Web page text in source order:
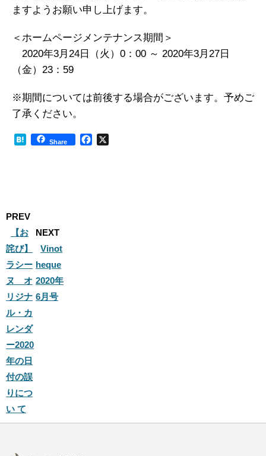
ますようお願い申し上げます。
＜ホームページメンテナンス期間＞
2020年3月24日（火）0：00 ～ 2020年3月27日
（金）23：59
※期間については前後する場合がございます。予めご
了承ください。
Share
PREV
【お
詫び】
ラシー
ヌ オ
リジナ
ル・カ
レンダ
ー2020
年の日
付の誤
りにつ
い て
NEXT
Vinot
heque
2020年
6月号